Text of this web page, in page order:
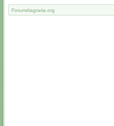
Forumdiagraria.org